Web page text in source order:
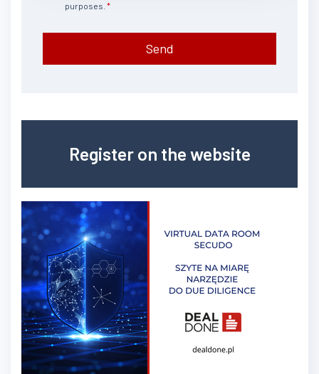
purposes.
Send
Register on the website